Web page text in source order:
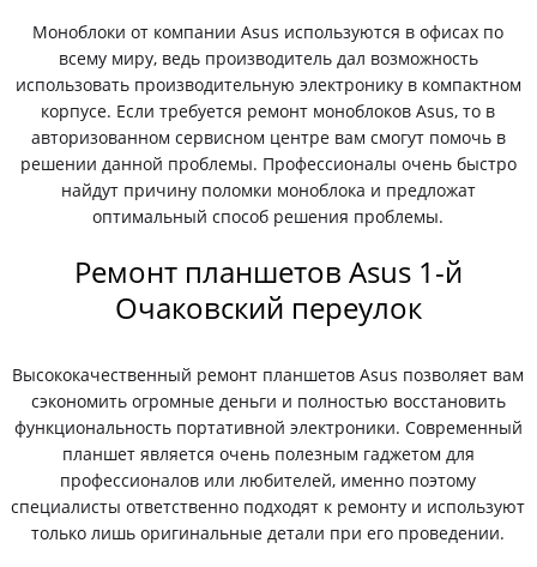
Моноблоки от компании Asus используются в офисах по
всему миру, ведь производитель дал возможность
использовать производительную электронику в компактном
корпусе. Если требуется ремонт моноблоков Asus, то в
авторизованном сервисном центре вам смогут помочь в
решении данной проблемы. Профессионалы очень быстро
найдут причину поломки моноблока и предложат
оптимальный способ решения проблемы.
Ремонт планшетов Asus 1-й
Очаковский переулок
Высококачественный ремонт планшетов Asus позволяет вам
сэкономить огромные деньги и полностью восстановить
функциональность портативной электроники. Современный
планшет является очень полезным гаджетом для
профессионалов или любителей, именно поэтому
специалисты ответственно подходят к ремонту и используют
только лишь оригинальные детали при его проведении.